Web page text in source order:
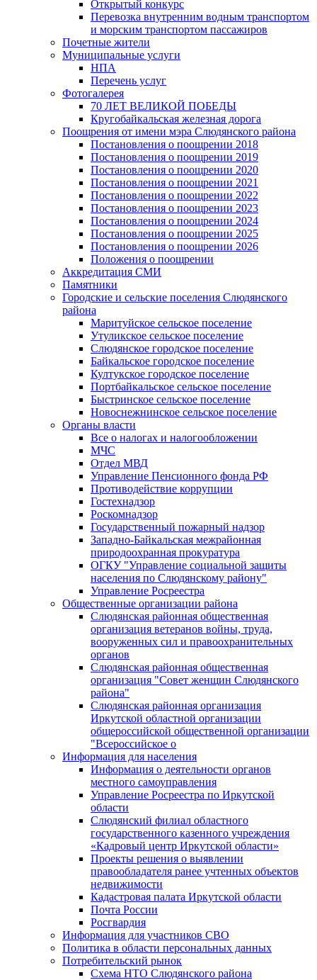
Открытый конкурс
Перевозка внутренним водным транспортом
и морским транспортом пассажиров
Почетные жители
Муниципальные услуги
НПА
Перечень услуг
Фотогалерея
70 ЛЕТ ВЕЛИКОЙ ПОБЕДЫ
Кругобайкальская железная дорога
Поощрения от имени мэра Слюдянского района
Постановления о поощрении 2018
Постановления о поощрении 2019
Постановления о поощрении 2020
Постановления о поощрении 2021
Постановления о поощрении 2022
Постановления о поощрении 2023
Постановления о поощрении 2024
Постановления о поощрении 2025
Постановления о поощрении 2026
Положения о поощрении
Аккредитация СМИ
Памятники
Городские и сельские поселения Слюдянского
района
Маритуйское сельское поселение
Утуликское сельское поселение
Слюдянское городское поселение
Байкальское городское поселение
Култукское городское поселение
Портбайкальское сельское поселение
Быстринское сельское поселение
Новоснежнинское сельское поселение
Органы власти
Все о налогах и налогообложении
МЧС
Отдел МВД
Управление Пенсионного фонда РФ
Противодействие коррупции
Гостехнадзор
Роскомнадзор
Государственный пожарный надзор
Западно-Байкальская межрайонная
природоохранная прокуратура
ОГКУ "Управление социальной защиты
населения по Слюдянскому району"
Управление Росреестра
Общественные организации района
Слюдянская районная общественная
организация ветеранов войны, труда,
вооруженных сил и правоохранительных
органов
Слюдянская районная общественная
организация "Совет женщин Слюдянского
района"
Слюдянская районная организация
Иркутской областной организации
общероссийской общественной организации
"Всероссийское о
Информация для населения
Информация о деятельности органов
местного самоуправления
Управление Росреестра по Иркутской
области
Слюдянский филиал областного
государственного казенного учреждения
«Кадровый центр Иркутской области»
Проекты решения о выявлении
правообладателя ранее учтенных объектов
недвижимости
Кадастровая палата Иркутской области
Почта России
Росгвардия
Информация для участников СВО
Политика в области персональных данных
Потребительский рынок
Схема НТО Слюдянского района